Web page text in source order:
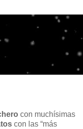
con muchísimas
con las “más